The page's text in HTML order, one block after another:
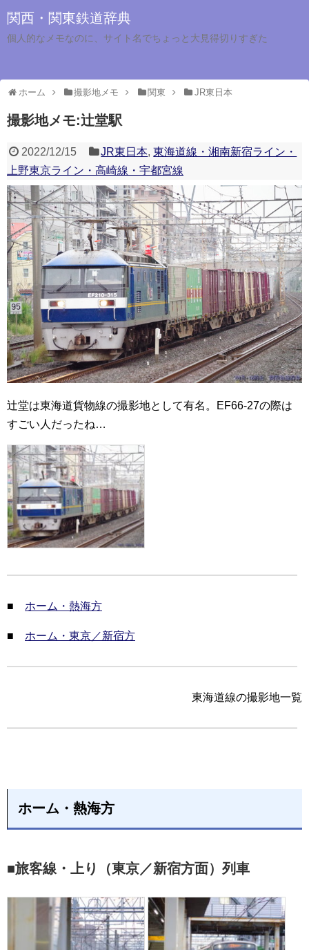
関西・関東鉄道辞典
個人的なメモなのに、サイト名でちょっと大見得切りすぎた
ホーム 撮影地メモ 関東 JR東日本
撮影地メモ:辻堂駅
2022/12/15 JR東日本,東海道線・湘南新宿ライン・
上野東京ライン・高崎線・宇都宮線
辻堂は東海道貨物線の撮影地として有名。EF66-27の際は
すごい人だったね…
■ ホーム・熱海方
■ ホーム・東京／新宿方
東海道線の撮影地一覧
ホーム・熱海方
■旅客線・上り（東京／新宿方面）列車